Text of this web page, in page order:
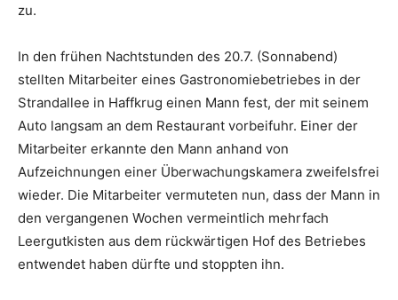
zu.
In den frühen Nachtstunden des 20.7. (Sonnabend)
stellten Mitarbeiter eines Gastronomiebetriebes in der
Strandallee in Haffkrug einen Mann fest, der mit seinem
Auto langsam an dem Restaurant vorbeifuhr. Einer der
Mitarbeiter erkannte den Mann anhand von
Aufzeichnungen einer Überwachungskamera zweifelsfrei
wieder. Die Mitarbeiter vermuteten nun, dass der Mann in
den vergangenen Wochen vermeintlich mehrfach
Leergutkisten aus dem rückwärtigen Hof des Betriebes
entwendet haben dürfte und stoppten ihn.